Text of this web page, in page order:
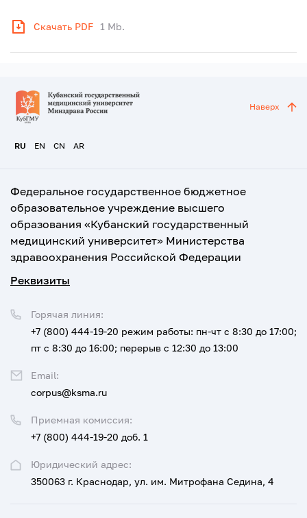
Скачать PDF 1 Mb.
RU EN CN AR
Наверх
Федеральное государственное бюджетное
образовательное учреждение высшего
образования «Кубанский государственный
медицинский университет» Министерства
здравоохранения Российской Федерации
Реквизиты
Юридический адрес:
350063 г. Краснодар, ул. им. Митрофана Седина, 4
Приемная комиссия:
+7 (800) 444-19-20 доб. 1
Горячая линия:
+7 (800) 444-19-20 режим работы: пн-чт с 8:30 до 17:00;
пт с 8:30 до 16:00; перерыв с 12:30 до 13:00
Email:
corpus@ksma.ru